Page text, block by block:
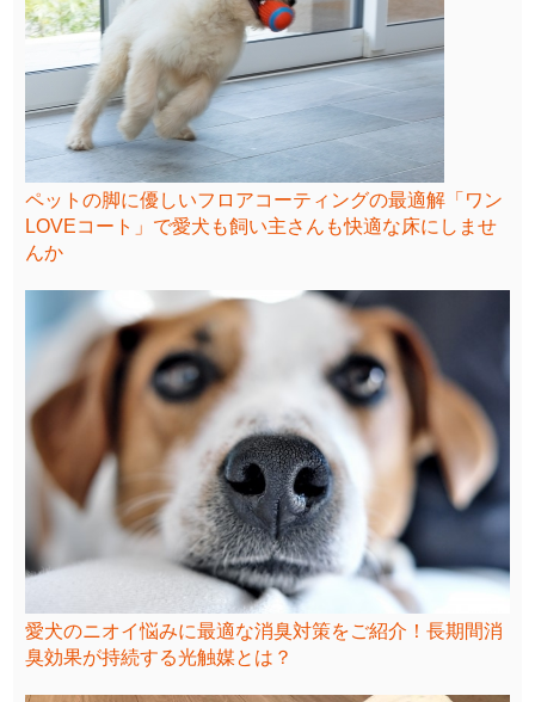
ペットの脚に優しいフロアコーティングの最適解「ワン
LOVEコート」で愛犬も飼い主さんも快適な床にしませ
んか
愛犬のニオイ悩みに最適な消臭対策をご紹介！長期間消
臭効果が持続する光触媒とは？